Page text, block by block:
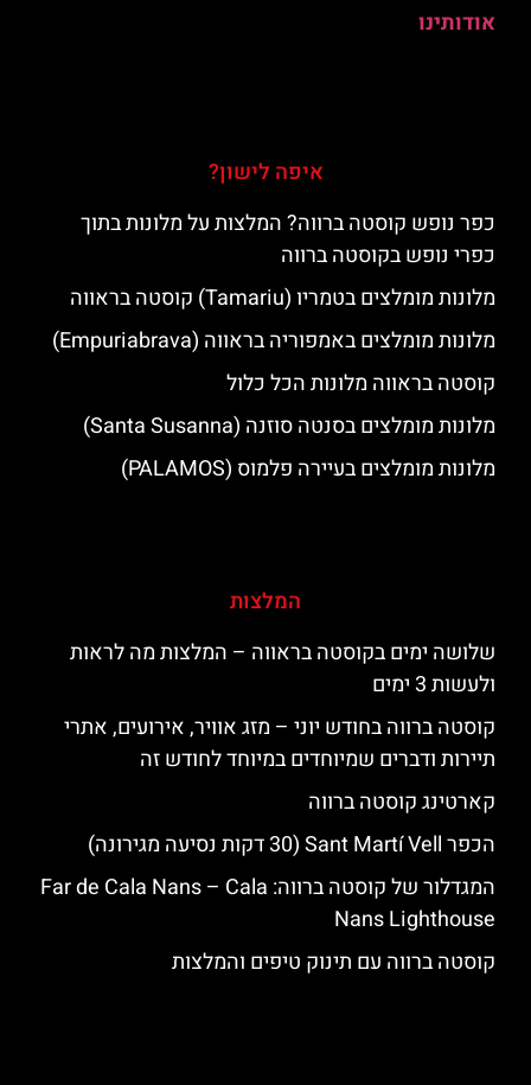
אודותינו
איפה לישון?
כפר נופש קוסטה ברווה? המלצות על מלונות בתוך
כפרי נופש בקוסטה ברווה
מלונות מומלצים בטמריו (Tamariu) קוסטה בראווה
מלונות מומלצים באמפוריה בראווה (Empuriabrava)
קוסטה בראווה מלונות הכל כלול
מלונות מומלצים בסנטה סוזנה (Santa Susanna)
מלונות מומלצים בעיירה פלמוס (PALAMOS)
המלצות
שלושה ימים בקוסטה בראווה – המלצות מה לראות
ולעשות 3 ימים
קוסטה ברווה בחודש יוני – מזג אוויר, אירועים, אתרי
תיירות ודברים שמיוחדים במיוחד לחודש זה
קארטינג קוסטה ברווה
הכפר Sant Martí Vell (30 דקות נסיעה מגירונה)
המגדלור של קוסטה ברווה: ‪‪Far de Cala Nans – Cala
Nans Lighthouse‬‬
קוסטה ברווה עם תינוק טיפים והמלצות